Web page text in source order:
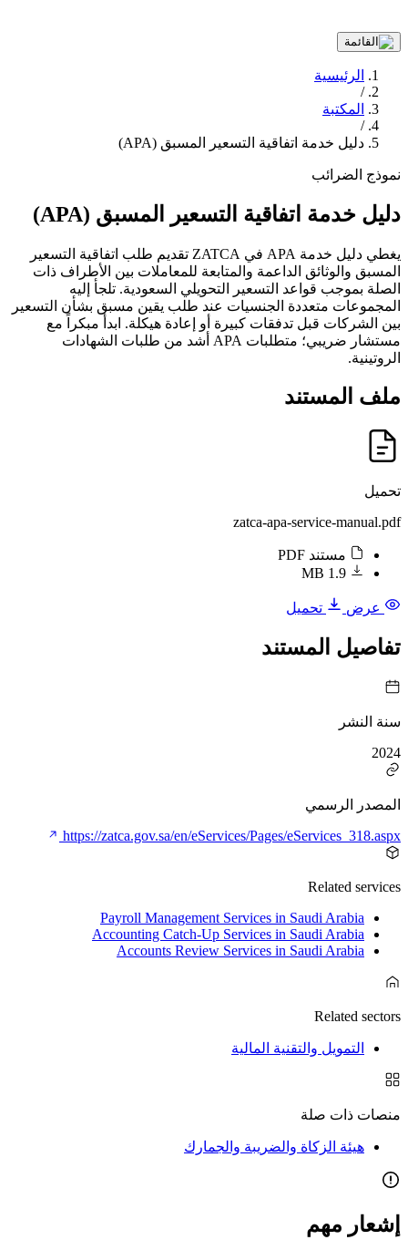
الرئيسية
/
المكتبة
/
دليل خدمة اتفاقية التسعير المسبق (APA)
نموذج الضرائب
دليل خدمة اتفاقية التسعير المسبق (APA)
يغطي دليل خدمة APA في ZATCA تقديم طلب اتفاقية التسعير
المسبق والوثائق الداعمة والمتابعة للمعاملات بين الأطراف ذات
الصلة بموجب قواعد التسعير التحويلي السعودية. تلجأ إليه
المجموعات متعددة الجنسيات عند طلب يقين مسبق بشأن التسعير
بين الشركات قبل تدفقات كبيرة أو إعادة هيكلة. ابدأ مبكراً مع
مستشار ضريبي؛ متطلبات APA أشد من طلبات الشهادات
الروتينية.
ملف المستند
تحميل
zatca-apa-service-manual.pdf
مستند PDF
1.9 MB
عرض تحميل
تفاصيل المستند
سنة النشر
2024
المصدر الرسمي
https://zatca.gov.sa/en/eServices/Pages/eServices_318.aspx
Related services
Payroll Management Services in Saudi Arabia
Accounting Catch-Up Services in Saudi Arabia
Accounts Review Services in Saudi Arabia
Related sectors
التمويل والتقنية المالية
منصات ذات صلة
هيئة الزكاة والضريبة والجمارك
إشعار مهم